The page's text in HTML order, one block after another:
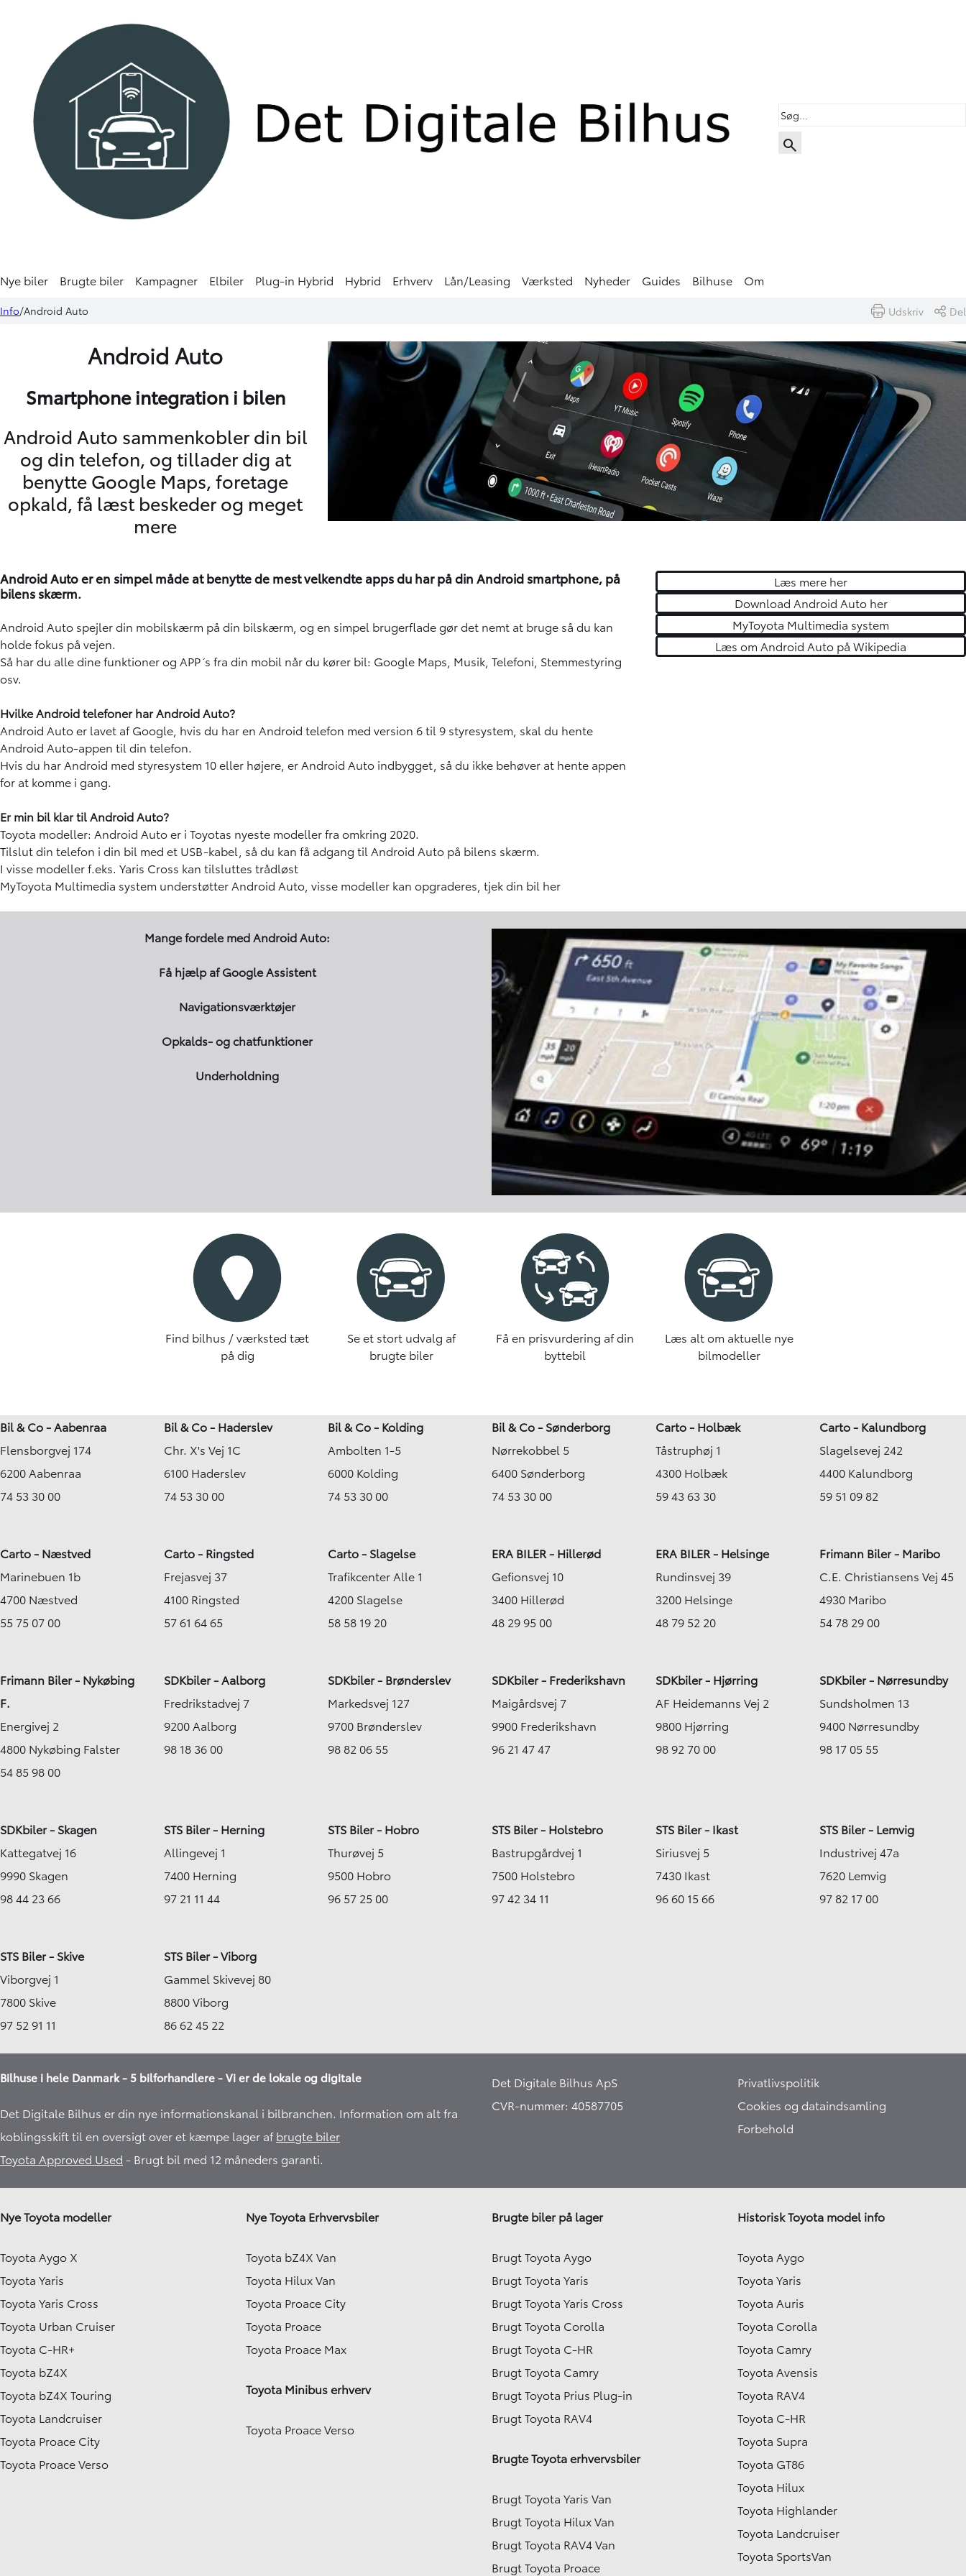
Nye biler Brugte biler Kampagner Elbiler Plug-in Hybrid Hybrid Erhverv Lån/Leasing Værksted Nyheder Guides Bilhuse Om
Info Android Auto Udskriv Del
Android Auto
Smartphone integration i bilen
Android Auto sammenkobler din bil
og din telefon, og tillader dig at
benytte Google Maps, foretage
opkald, få læst beskeder og meget
mere
Android Auto er en simpel måde at benytte de mest velkendte apps du har på din Android smartphone, på
bilens skærm.
Android Auto spejler din mobilskærm på din bilskærm, og en simpel brugerflade gør det nemt at bruge så du kan
holde fokus på vejen.
Så har du alle dine funktioner og APP´s fra din mobil når du kører bil: Google Maps, Musik, Telefoni, Stemmestyring
osv.
Hvilke Android telefoner har Android Auto?
Android Auto er lavet af Google, hvis du har en Android telefon med version 6 til 9 styresystem, skal du hente
Android Auto-appen til din telefon.
Hvis du har Android med styresystem 10 eller højere, er Android Auto indbygget, så du ikke behøver at hente appen
for at komme i gang.
Er min bil klar til Android Auto?
Toyota modeller: Android Auto er i Toyotas nyeste modeller fra omkring 2020.
Tilslut din telefon i din bil med et USB-kabel, så du kan få adgang til Android Auto på bilens skærm.
I visse modeller f.eks. Yaris Cross kan tilsluttes trådløst
MyToyota Multimedia system understøtter Android Auto, visse modeller kan opgraderes, tjek din bil her
Læs mere her
Download Android Auto her
MyToyota Multimedia system
Læs om Android Auto på Wikipedia
Mange fordele med Android Auto:
Få hjælp af Google Assistent
Navigations­værktøjer
Opkalds- og chatfunktioner
Underholdning
Find bilhus / værksted tæt
på dig
Se et stort udvalg af
brugte biler
Få en prisvurdering af din
byttebil
Læs alt om aktuelle nye
bilmodeller
Bil & Co - Aabenraa
Flensborgvej 174
6200 Aabenraa
74 53 30 00
Bil & Co - Haderslev
Chr. X's Vej 1C
6100 Haderslev
74 53 30 00
Bil & Co - Kolding
Ambolten 1-5
6000 Kolding
74 53 30 00
Bil & Co - Sønderborg
Nørrekobbel 5
6400 Sønderborg
74 53 30 00
Carto - Holbæk
Tåstruphøj 1
4300 Holbæk
59 43 63 30
Carto - Kalundborg
Slagelsevej 242
4400 Kalundborg
59 51 09 82
Carto - Næstved
Marinebuen 1b
4700 Næstved
55 75 07 00
Carto - Ringsted
Frejasvej 37
4100 Ringsted
57 61 64 65
Carto - Slagelse
Trafikcenter Alle 1
4200 Slagelse
58 58 19 20
ERA BILER - Hillerød
Gefionsvej 10
3400 Hillerød
48 29 95 00
ERA BILER - Helsinge
Rundinsvej 39
3200 Helsinge
48 79 52 20
Frimann Biler - Maribo
C.E. Christiansens Vej 45
4930 Maribo
54 78 29 00
Frimann Biler - Nykøbing
F.
Energivej 2
4800 Nykøbing Falster
54 85 98 00
SDKbiler - Aalborg
Fredrikstadvej 7
9200 Aalborg
98 18 36 00
SDKbiler - Brønderslev
Markedsvej 127
9700 Brønderslev
98 82 06 55
SDKbiler - Frederikshavn
Maigårdsvej 7
9900 Frederikshavn
96 21 47 47
SDKbiler - Hjørring
AF Heidemanns Vej 2
9800 Hjørring
98 92 70 00
SDKbiler - Nørresundby
Sundsholmen 13
9400 Nørresundby
98 17 05 55
SDKbiler - Skagen
Kattegatvej 16
9990 Skagen
98 44 23 66
STS Biler - Herning
Allingevej 1
7400 Herning
97 21 11 44
STS Biler - Hobro
Thurøvej 5
9500 Hobro
96 57 25 00
STS Biler - Holstebro
Bastrupgårdvej 1
7500 Holstebro
97 42 34 11
STS Biler - Ikast
Siriusvej 5
7430 Ikast
96 60 15 66
STS Biler - Lemvig
Industrivej 47a
7620 Lemvig
97 82 17 00
STS Biler - Skive
Viborgvej 1
7800 Skive
97 52 91 11
STS Biler - Viborg
Gammel Skivevej 80
8800 Viborg
86 62 45 22
Bilhuse i hele Danmark - 5 bilforhandlere - Vi er de lokale og digitale
Det Digitale Bilhus er din nye informationskanal i bilbranchen. Information om alt fra
koblingsskift til en oversigt over et kæmpe lager afbrugte biler
Toyota Approved Used - Brugt bil med 12 måneders garanti.​
Det Digitale Bilhus ApS
CVR-nummer: 40587705
Privatlivspolitik
Cookies og dataindsamling
Forbehold
Nye Toyota modeller
Toyota Aygo X
Toyota Yaris
Toyota Yaris Cross
Toyota Urban Cruiser
Toyota C-HR+
Toyota bZ4X
Toyota bZ4X Touring
Toyota Landcruiser
Toyota Proace City
Toyota Proace Verso
Nye Toyota Erhvervsbiler
Toyota bZ4X Van
Toyota Hilux Van
Toyota Proace City
Toyota Proace
Toyota Proace Max
Toyota Minibus erhverv
Toyota Proace Verso
Brugte biler på lager
Brugt Toyota Aygo
Brugt Toyota Yaris
Brugt Toyota Yaris Cross
Brugt Toyota Corolla
Brugt Toyota C-HR
Brugt Toyota Camry
Brugt Toyota Prius Plug-in
Brugt Toyota RAV4
Brugte Toyota erhvervsbiler
Brugt Toyota Yaris Van
Brugt Toyota Hilux Van
Brugt Toyota RAV4 Van
Brugt Toyota Proace
Historisk Toyota model info
Toyota Aygo
Toyota Yaris
Toyota Auris
Toyota Corolla
Toyota Camry
Toyota Avensis
Toyota RAV4
Toyota C-HR
Toyota Supra
Toyota GT86
Toyota Hilux
Toyota Highlander
Toyota Landcruiser
Toyota SportsVan